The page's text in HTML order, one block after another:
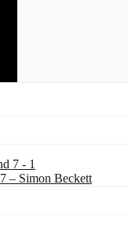
– Simon Beckett